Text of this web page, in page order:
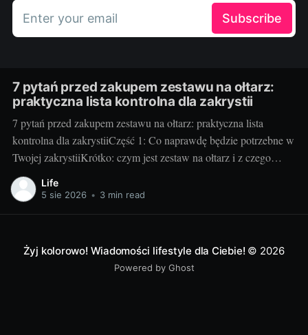
Enter your email Subscribe
7 pytań przed zakupem zestawu na ołtarz:
praktyczna lista kontrolna dla zakrystii
7 pytań przed zakupem zestawu na ołtarz: praktyczna lista
kontrolna dla zakrystiiCzęść 1: Co naprawdę będzie potrzebne w
Twojej zakrystiiKrótko: czym jest zestaw na ołtarz i z czego
zwykle się składa. Klasyczny zestaw to kielich z pateną, puszka
lub cyborium, lavabo (miseczka i dzbanuszek), tacka pod
Life
5 sie 2026 • 3 min read
Żyj kolorowo! Wiadomości lifestyle dla Ciebie! © 2026
Powered by Ghost